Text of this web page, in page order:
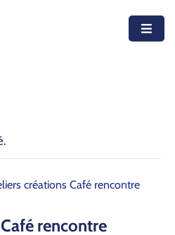
créations Café rencontre
rencontre